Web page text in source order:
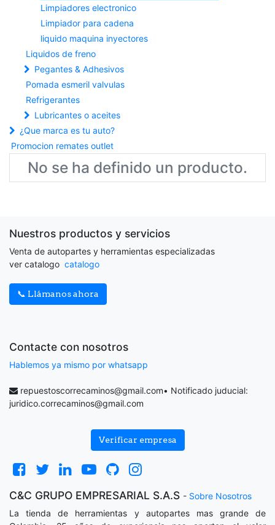
Limpiadores electronico
Limpiador para cadena
liquido maquina inyectores
Liquidos de freno
Pegantes & Adhesivos
Pomada esmeril valvulas
Refrigerantes
Lubricantes o aceites
¿Que marca es tu auto?
Promocion remates outlet
No se ha definido un producto.
Nuestros productos y servicios
Venta de autopartes y herramientas especializadas
ver catalogo catalogo
📞 Llámanos ahora
Contacte con nosotros
Hablemos ya mismo por whatsapp
repuestoscorrecaminos@gmail.com• Notificado juducial:
juridico.correcaminos@gmail.com
Verificar empresa
C&C GRUPO EMPRESARIAL S.A.S - Sobre Nosotros
La tienda de herramientas y autopartes mas grande de